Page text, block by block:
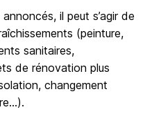
il peut s’agir de
(peinture,
sanitaires,
de rénovation plus
changement